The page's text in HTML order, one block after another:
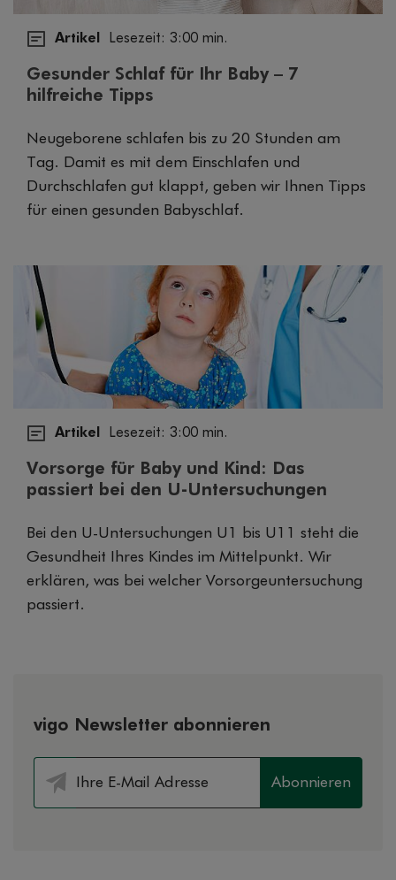
Artikel Lesezeit: 3:00 min.
Gesunder Schlaf für Ihr Baby – 7
hilfreiche Tipps
Neugeborene schlafen bis zu 20 Stunden am
Tag. Damit es mit dem Einschlafen und
Durchschlafen gut klappt, geben wir Ihnen Tipps
für einen gesunden Babyschlaf.
Artikel Lesezeit: 3:00 min.
Vorsorge für Baby und Kind: Das
passiert bei den U-Untersuchungen
Bei den U-Untersuchungen U1 bis U11 steht die
Gesundheit Ihres Kindes im Mittelpunkt. Wir
erklären, was bei welcher Vorsorgeuntersuchung
passiert.
vigo Newsletter abonnieren
Abonnieren